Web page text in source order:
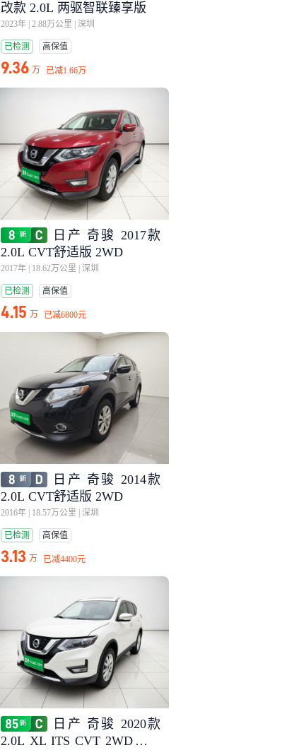
改款 2.0L 两驱智联臻享版
2023年 2.88万公里 深圳
已检测 高保值
9.36 万 已减1.66万
日产 奇骏 2017款
2.0L CVT舒适版 2WD
2017年 18.62万公里 深圳
已检测 高保值
4.15 万 已减6800元
日产 奇骏 2014款
2.0L CVT舒适版 2WD
2016年 18.57万公里 深圳
已检测 高保值
3.13 万 已减4400元
日产 奇骏 2020款
2.0L XL ITS CVT 2WD智联